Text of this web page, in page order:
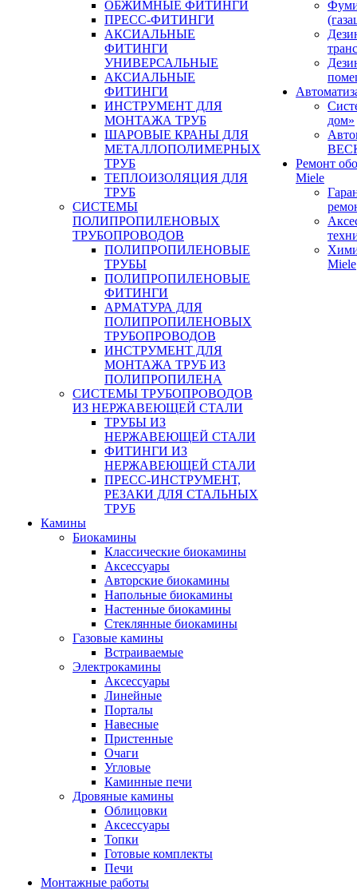
ОБЖИМНЫЕ ФИТИНГИ
ПРЕСС-ФИТИНГИ
АКСИАЛЬНЫЕ
ФИТИНГИ
УНИВЕРСАЛЬНЫЕ
АКСИАЛЬНЫЕ
ФИТИНГИ
ИНСТРУМЕНТ ДЛЯ
МОНТАЖА ТРУБ
ШАРОВЫЕ КРАНЫ ДЛЯ
МЕТАЛЛОПОЛИМЕРНЫХ
ТРУБ
ТЕПЛОИЗОЛЯЦИЯ ДЛЯ
ТРУБ
СИСТЕМЫ
ПОЛИПРОПИЛЕНОВЫХ
ТРУБОПРОВОДОВ
ПОЛИПРОПИЛЕНОВЫЕ
ТРУБЫ
ПОЛИПРОПИЛЕНОВЫЕ
ФИТИНГИ
АРМАТУРА ДЛЯ
ПОЛИПРОПИЛЕНОВЫХ
ТРУБОПРОВОДОВ
ИНСТРУМЕНТ ДЛЯ
МОНТАЖА ТРУБ ИЗ
ПОЛИПРОПИЛЕНА
СИСТЕМЫ ТРУБОПРОВОДОВ
ИЗ НЕРЖАВЕЮЩЕЙ СТАЛИ
ТРУБЫ ИЗ
НЕРЖАВЕЮЩЕЙ СТАЛИ
ФИТИНГИ ИЗ
НЕРЖАВЕЮЩЕЙ СТАЛИ
ПРЕСС-ИНСТРУМЕНТ,
РЕЗАКИ ДЛЯ СТАЛЬНЫХ
ТРУБ
Камины
Биокамины
Классические биокамины
Аксессуары
Авторские биокамины
Напольные биокамины
Настенные биокамины
Стеклянные биокамины
Газовые камины
Встраиваемые
Электрокамины
Аксессуары
Линейные
Порталы
Навесные
Пристенные
Очаги
Угловые
Каминные печи
Дровяные камины
Облицовки
Аксессуары
Топки
Готовые комплекты
Печи
Монтажные работы
дом»
Ремонт
Miele
Miele